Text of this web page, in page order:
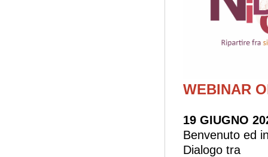
WEBINAR
19 GIUGNO
Benvenuto ed
Dialogo tra